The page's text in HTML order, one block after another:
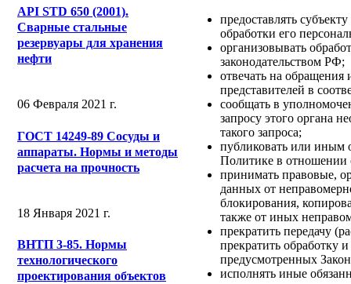
API STD 650 (2001).
Сварные стальные
резервуары для хранения
нефти
06 Февраля 2021 г.
ГОСТ 14249-89 Сосуды и
аппараты. Нормы и методы
расчета на прочность
18 Января 2021 г.
ВНТП 3-85. Нормы
технологического
проектирования объектов
предоставлять
обработки его
организовывать
законодательством РФ;
отвечать на
представителей в
сообщать в
запросу этого органа
такого запроса;
публиковать или иным
Политике в отношении
принимать правовые,
данных от
блокирования,
также от иных
прекратить передачу
прекратить обработку
предусмотренных
исполнять иные